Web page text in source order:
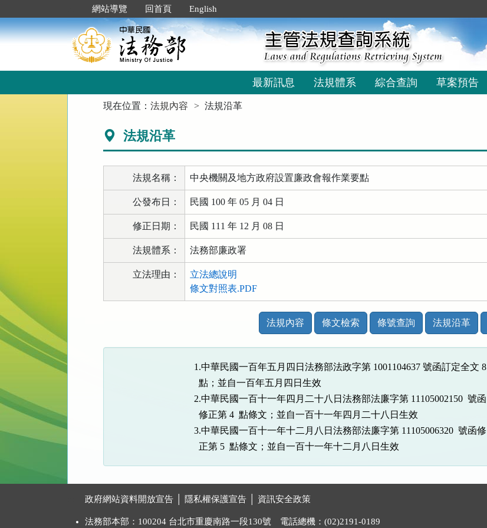
到
主
要
網站導覽 回首頁 English
最新訊息 法規體系 綜合查詢 草案預告
現在位置：法規內容 法規沿革
法規沿革
法規名稱： 中央機關及地方政府設置廉政會報作業要點
公發布日： 民國 100 年 05 月 04 日
修正日期： 民國 111 年 12 月 08 日
法規體系： 法務部廉政署
立法理由：
立法總說明
條文對照表.PDF
功
法規內容 條文檢索 條號查詢 法規沿革
1.中華民國一百年五月四日法務部法政字第 1001104637 號函訂定全文 8
  點；並自一百年五月四日生效
2.中華民國一百十一年四月二十八日法務部法廉字第 11105002150  號函
  修正第 4  點條文；並自一百十一年四月二十八日生效
3.中華民國一百十一年十二月八日法務部法廉字第 11105006320  號函修
  正第 5  點條文；並自一百十一年十二月八日生效
政府網站資料開放宣告 隱私權保護宣告 資訊安全政策
法務部本部：100204 台北市重慶南路一段130號 電話總機：(02)2191-0189